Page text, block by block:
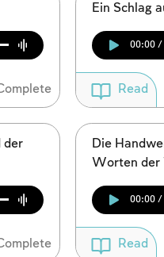
Ein Schlag
00:00 /
Read
der
Die
Worten der
00:00 /
Read